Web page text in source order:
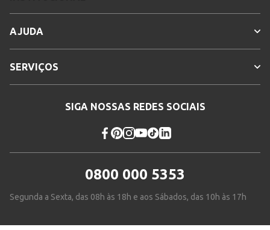
AJUDA
SERVIÇOS
SIGA NOSSAS REDES SOCIAIS
0800 000 5353
Segunda a Sexta, das 08h às 18h e aos Sábados, das 10h às 17h